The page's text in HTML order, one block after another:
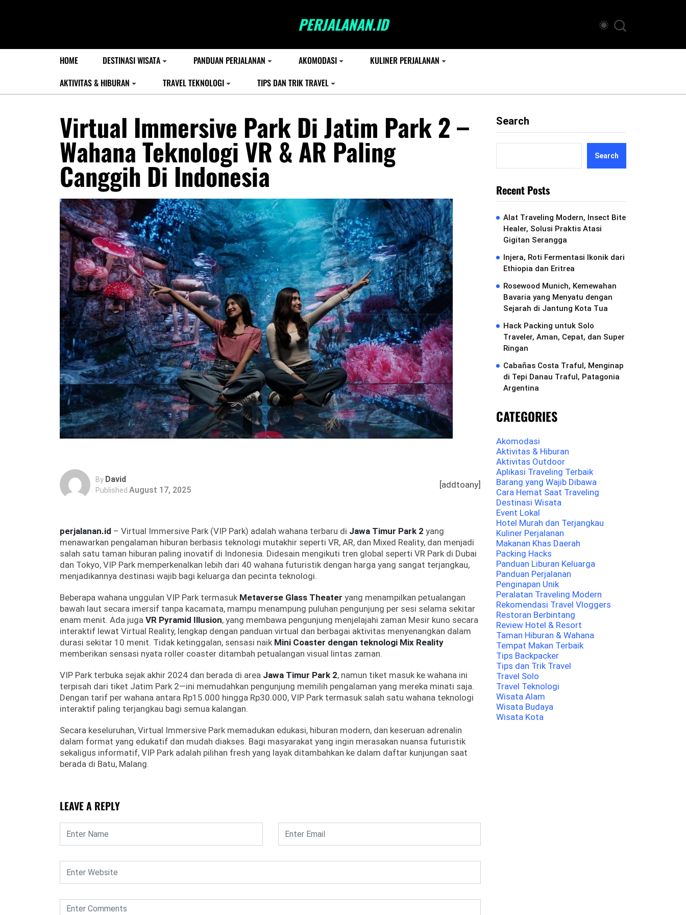
PERJALANAN.ID
HOME DESTINASI WISATA PANDUAN PERJALANAN AKOMODASI
KULINER PERJALANAN
AKTIVITAS & HIBURAN
TRAVEL TEKNOLOGI TIPS DAN TRIK TRAVEL
Virtual Immersive Park Di Jatim Park 2 –
Wahana Teknologi VR & AR Paling
Canggih Di Indonesia
By David
Published August 17, 2025 [addtoany]
perjalanan.id – Virtual Immersive Park (VIP Park) adalah wahana terbaru di Jawa Timur Park 2 yang
menawarkan pengalaman hiburan berbasis teknologi mutakhir seperti VR, AR, dan Mixed Reality, dan menjadi
salah satu taman hiburan paling inovatif di Indonesia. Didesain mengikuti tren global seperti VR Park di Dubai
dan Tokyo, VIP Park memperkenalkan lebih dari 40 wahana futuristik dengan harga yang sangat terjangkau,
menjadikannya destinasi wajib bagi keluarga dan pecinta teknologi.
Beberapa wahana unggulan VIP Park termasuk Metaverse Glass Theater yang menampilkan petualangan
bawah laut secara imersif tanpa kacamata, mampu menampung puluhan pengunjung per sesi selama sekitar
enam menit. Ada juga VR Pyramid Illusion, yang membawa pengunjung menjelajahi zaman Mesir kuno secara
interaktif lewat Virtual Reality, lengkap dengan panduan virtual dan berbagai aktivitas menyenangkan dalam
durasi sekitar 10 menit. Tidak ketinggalan, sensasi naik Mini Coaster dengan teknologi Mix Reality
memberikan sensasi nyata roller coaster ditambah petualangan visual lintas zaman.
VIP Park terbuka sejak akhir 2024 dan berada di area Jawa Timur Park 2, namun tiket masuk ke wahana ini
terpisah dari tiket Jatim Park 2—ini memudahkan pengunjung memilih pengalaman yang mereka minati saja.
Dengan tarif per wahana antara Rp15.000 hingga Rp30.000, VIP Park termasuk salah satu wahana teknologi
interaktif paling terjangkau bagi semua kalangan.
Secara keseluruhan, Virtual Immersive Park memadukan edukasi, hiburan modern, dan keseruan adrenalin
dalam format yang edukatif dan mudah diakses. Bagi masyarakat yang ingin merasakan nuansa futuristik
sekaligus informatif, VIP Park adalah pilihan fresh yang layak ditambahkan ke dalam daftar kunjungan saat
berada di Batu, Malang.
LEAVE A REPLY
Search
Search
Recent Posts
Alat Traveling Modern, Insect Bite
Healer, Solusi Praktis Atasi
Gigitan Serangga
Injera, Roti Fermentasi Ikonik dari
Ethiopia dan Eritrea
Rosewood Munich, Kemewahan
Bavaria yang Menyatu dengan
Sejarah di Jantung Kota Tua
Hack Packing untuk Solo
Traveler, Aman, Cepat, dan Super
Ringan
Cabañas Costa Traful, Menginap
di Tepi Danau Traful, Patagonia
Argentina
CATEGORIES
Akomodasi
Aktivitas & Hiburan
Aktivitas Outdoor
Aplikasi Traveling Terbaik
Barang yang Wajib Dibawa
Cara Hemat Saat Traveling
Destinasi Wisata
Event Lokal
Hotel Murah dan Terjangkau
Kuliner Perjalanan
Makanan Khas Daerah
Packing Hacks
Panduan Liburan Keluarga
Panduan Perjalanan
Penginapan Unik
Peralatan Traveling Modern
Rekomendasi Travel Vloggers
Restoran Berbintang
Review Hotel & Resort
Taman Hiburan & Wahana
Tempat Makan Terbaik
Tips Backpacker
Tips dan Trik Travel
Travel Solo
Travel Teknologi
Wisata Alam
Wisata Budaya
Wisata Kota